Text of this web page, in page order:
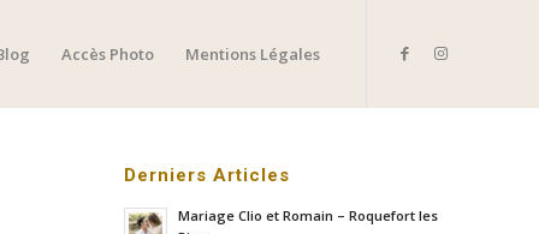
Accès Photo Mentions Légales
Derniers Articles
Mariage Clio et Romain – Roquefort les